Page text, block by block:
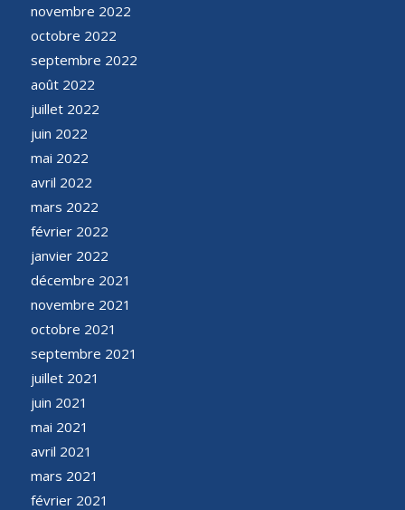
novembre 2022
octobre 2022
septembre 2022
août 2022
juillet 2022
juin 2022
mai 2022
avril 2022
mars 2022
février 2022
janvier 2022
décembre 2021
novembre 2021
octobre 2021
septembre 2021
juillet 2021
juin 2021
mai 2021
avril 2021
mars 2021
février 2021